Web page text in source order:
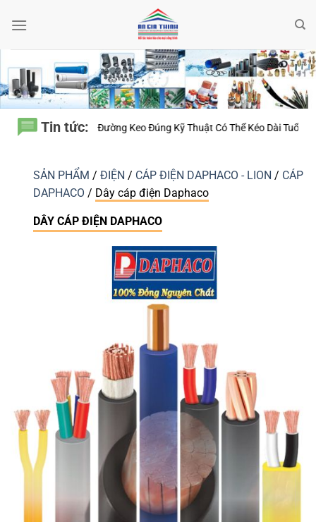
qua
Tin tức:
Có Thể Kéo Dài Tuổi Thọ Lớp Bảo Ôn? Ống Nhựa Đệ Nhất – Vì
SẢN PHẨM / ĐIỆN / CÁP ĐIỆN DAPHACO - LION / CÁP
DAPHACO / Dây cáp điện Daphaco
DÂY CÁP ĐIỆN DAPHACO